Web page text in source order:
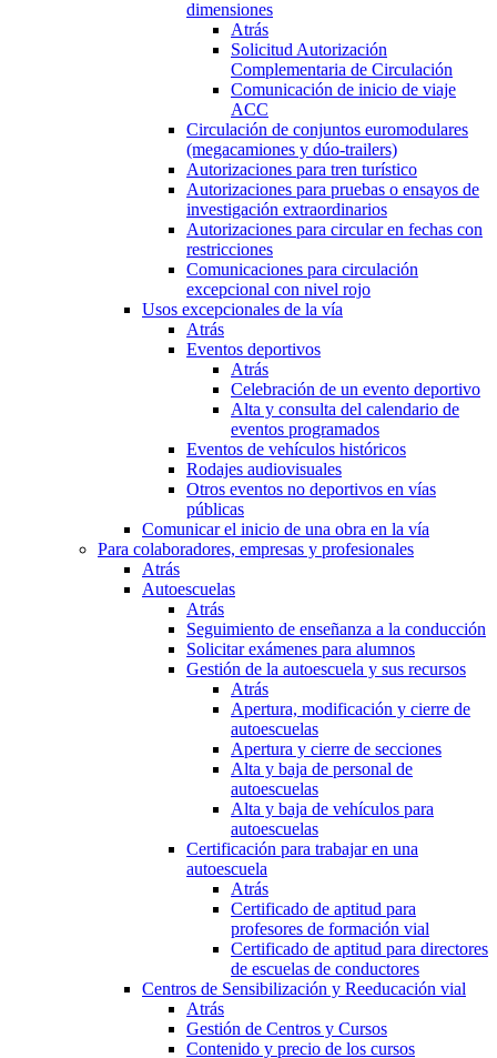
dimensiones
Atrás
Solicitud Autorización
Complementaria de Circulación
Comunicación de inicio de viaje
ACC
Circulación de conjuntos euromodulares
(megacamiones y dúo-trailers)
Autorizaciones para tren turístico
Autorizaciones para pruebas o ensayos de
investigación extraordinarios
Autorizaciones para circular en fechas con
restricciones
Comunicaciones para circulación
excepcional con nivel rojo
Usos excepcionales de la vía
Atrás
Eventos deportivos
Atrás
Celebración de un evento deportivo
Alta y consulta del calendario de
eventos programados
Eventos de vehículos históricos
Rodajes audiovisuales
Otros eventos no deportivos en vías
públicas
Comunicar el inicio de una obra en la vía
Para colaboradores, empresas y profesionales
Atrás
Autoescuelas
Atrás
Seguimiento de enseñanza a la conducción
Solicitar exámenes para alumnos
Gestión de la autoescuela y sus recursos
Atrás
Apertura, modificación y cierre de
autoescuelas
Apertura y cierre de secciones
Alta y baja de personal de
autoescuelas
Alta y baja de vehículos para
autoescuelas
Certificación para trabajar en una
autoescuela
Atrás
Certificado de aptitud para
profesores de formación vial
Certificado de aptitud para directores
de escuelas de conductores
Centros de Sensibilización y Reeducación vial
Atrás
Gestión de Centros y Cursos
Contenido y precio de los cursos